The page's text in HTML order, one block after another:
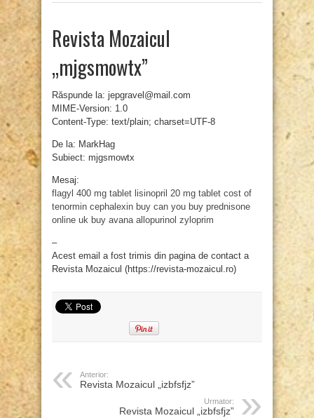
Revista Mozaicul
„mjgsmowtx”
Răspunde la: jepgravel@mail.com
MIME-Version: 1.0
Content-Type: text/plain; charset=UTF-8
De la: MarkHag
Subiect: mjgsmowtx
Mesaj:
flagyl 400 mg tablet lisinopril 20 mg tablet cost of
tenormin cephalexin buy can you buy prednisone
online uk buy avana allopurinol zyloprim
–
Acest email a fost trimis din pagina de contact a
Revista Mozaicul (https://revista-mozaicul.ro)
Anterior:
Revista Mozaicul „izbfsfjz”
Urmator:
Revista Mozaicul „izbfsfjz”